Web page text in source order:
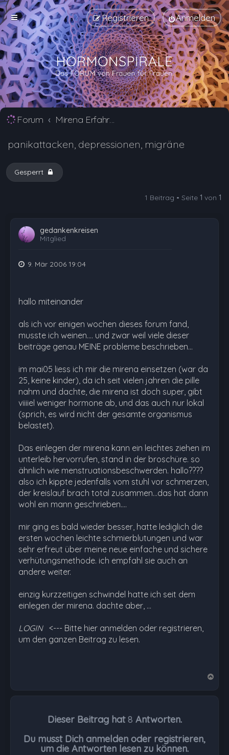
Anmelden
Registrieren
Forum Mirena Erfahrungsberichte und Nebenwirkungen
panikattacken, depressionen, migräne
Gesperrt
1 Beitrag • Seite 1 von 1
gedankenkreisen
Mitglied
9. Mär 2006 19:04
hallo miteinander
als ich vor einigen wochen dieses forum fand,
musste ich weinen.... und zwar weil viele dieser
beiträge genau MEINE probleme beschrieben...
im mai05 liess ich mir die mirena einsetzen (war da
25, keine kinder), da ich seit vielen jahren die pille
nahm und dachte, die mirena ist doch super, gibt
viiiiel weniger hormone ab, und das auch nur lokal
(sprich, es wird nicht der gesamte organismus
belastet).
Das einlegen der mirena kann ein leichtes ziehen im
unterleib hervorrufen, stand in der broschüre. so
ähnlich wie menstruationsbeschwerden. hallo????
also ich kippte jedenfalls vom stuhl vor schmerzen,
der kreislauf brach total zusammen...das hat dann
wohl ein mann geschrieben....
mir ging es bald wieder besser, hatte lediglich die
ersten wochen leichte schmierblutungen und war
sehr erfreut über meine neue einfache und sichere
verhütungsmethode. ich empfahl sie auch an
andere weiter.
einzig kurzzeitigen schwindel hatte ich seit dem
einlegen der mirena. dachte aber, …
LOGIN <--- Bitte hier anmelden oder registrieren,
um den ganzen Beitrag zu lesen.
Dieser Beitrag hat8 Antworten.
Du musst Dich anmelden oder registrieren,
um die Antworten lesen zu können.